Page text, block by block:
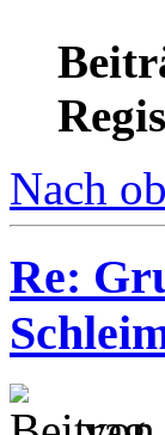
Nach
Re: